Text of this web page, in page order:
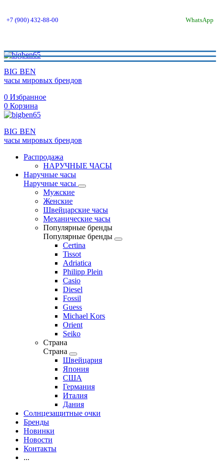
+7 (900) 432-88-00 WhatsApp
BIG BEN
часы мировых брендов
0 Избранное
0 Корзина
BIG BEN
часы мировых брендов
Распродажа
НАРУЧНЫЕ ЧАСЫ
Наручные часы
Наручные часы
Мужские
Женские
Швейцарские часы
Механические часы
Популярные бренды
Популярные бренды
Certina
Tissot
Adriatica
Philipp Plein
Casio
Diesel
Fossil
Guess
Michael Kors
Orient
Seiko
Страна
Страна
Швейцария
Япония
США
Германия
Италия
Дания
Солнцезащитные очки
Бренды
Новинки
Новости
Контакты
...